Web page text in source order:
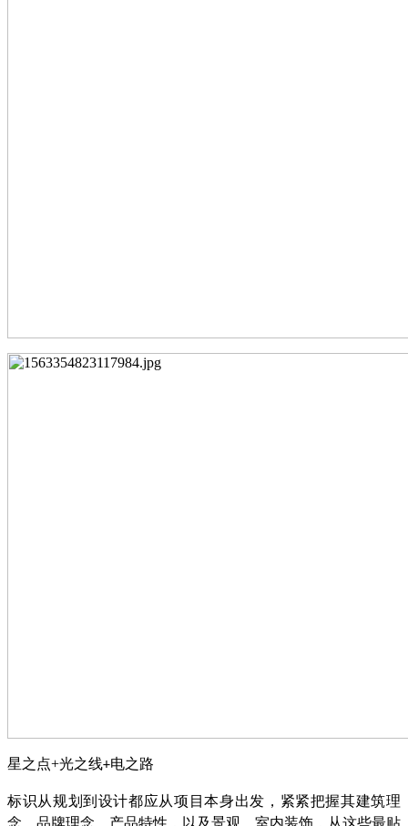
星之点+光之线+电之路
标识从规划到设计都应从项目本身出发，紧紧把握其建筑理
念、品牌理念、产品特性，以及景观、室内装饰，从这些最贴